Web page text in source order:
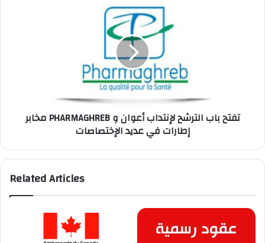
مخابر PHARMAGHREB تفتح باب الترشح لإنتداب أعوان و
إطارات في عديد الإختصاصات
Related Articles